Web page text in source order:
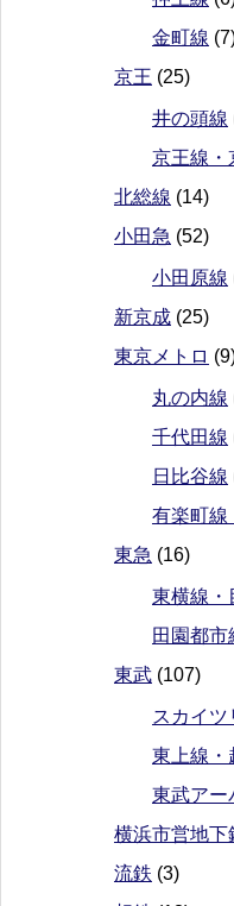
金町線
京王 (25)
井の頭線
京王線・
北総線 (14)
小田急 (52)
小田原線
新京成 (25)
東京メトロ
丸の内線
千代田線
日比谷線
有楽町線
東急 (16)
東横線・
田園都市
東武 (107)
スカイツ
東上線・
東武アー
横浜市営地下
流鉄 (3)